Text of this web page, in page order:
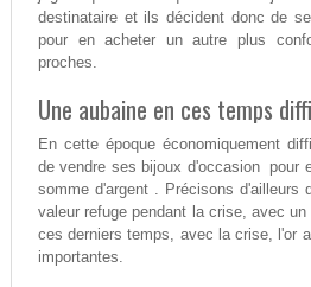
destinataire et ils décident donc de
pour en acheter un autre plus
proches.
Une aubaine en ces temps
En cette époque économiquement
de vendre ses bijoux d'occasion pour
somme d'argent . Précisons
valeur refuge pendant la crise, avec
ces derniers temps, avec la crise, l'or
importantes.